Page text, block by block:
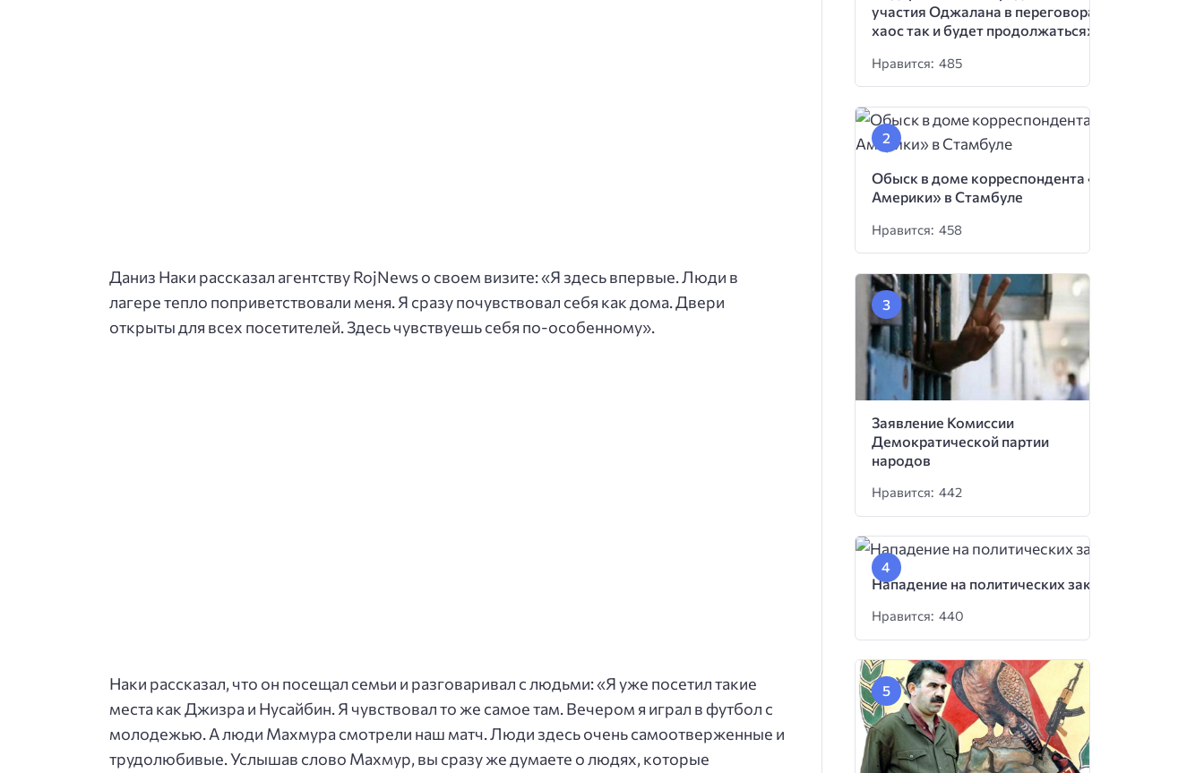
Даниз Наки рассказал агентству RojNews о своем визите: «Я здесь впервые. Люди в
лагере тепло поприветствовали меня. Я сразу почувствовал себя как дома. Двери
открыты для всех посетителей. Здесь чувствуешь себя по-особенному».
Наки рассказал, что он посещал семьи и разговаривал с людьми: «Я уже посетил такие
места как Джизра и Нусайбин. Я чувствовал то же самое там. Вечером я играл в футбол с
молодежью. А люди Махмура смотрели наш матч. Люди здесь очень самоотверженные и
трудолюбивые. Услышав слово Махмур, вы сразу же думаете о людях, которые
участия Оджалана в переговорах
хаос так и будет продолжаться»
Нравится: 485
Обыск в доме корреспондента «Голоса
Америки» в Стамбуле
Нравится: 458
Заявление Комиссии
Демократической партии
народов
Нравится: 442
Нападение на политических заключенных
Нравится: 440